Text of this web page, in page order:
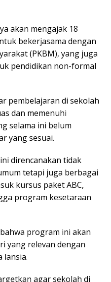
akan mengajak 18
bekerjasama dengan
(PKBM), yang juga
pendidikan non-formal
pembelajaran di sekolah
dan memenuhi
selama ini belum
yang sesuai.
direncanakan tidak
tetapi juga berbagai
kursus paket ABC,
program kesetaraan
program ini akan
yang relevan dengan
lansia.
agar sekolah di